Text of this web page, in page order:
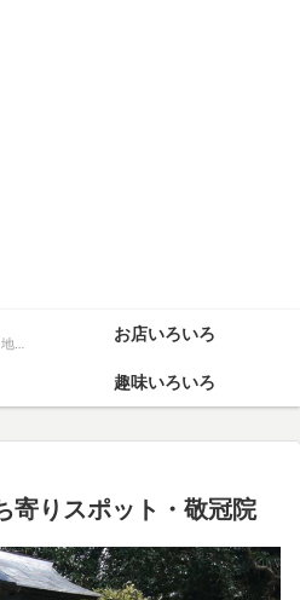
大相撲について語るページです。 特に、地元力士・御嶽海関を、粘り強く応援いたします！ お店いろいろ
趣味いろいろ
寄りスポット・敬冠院